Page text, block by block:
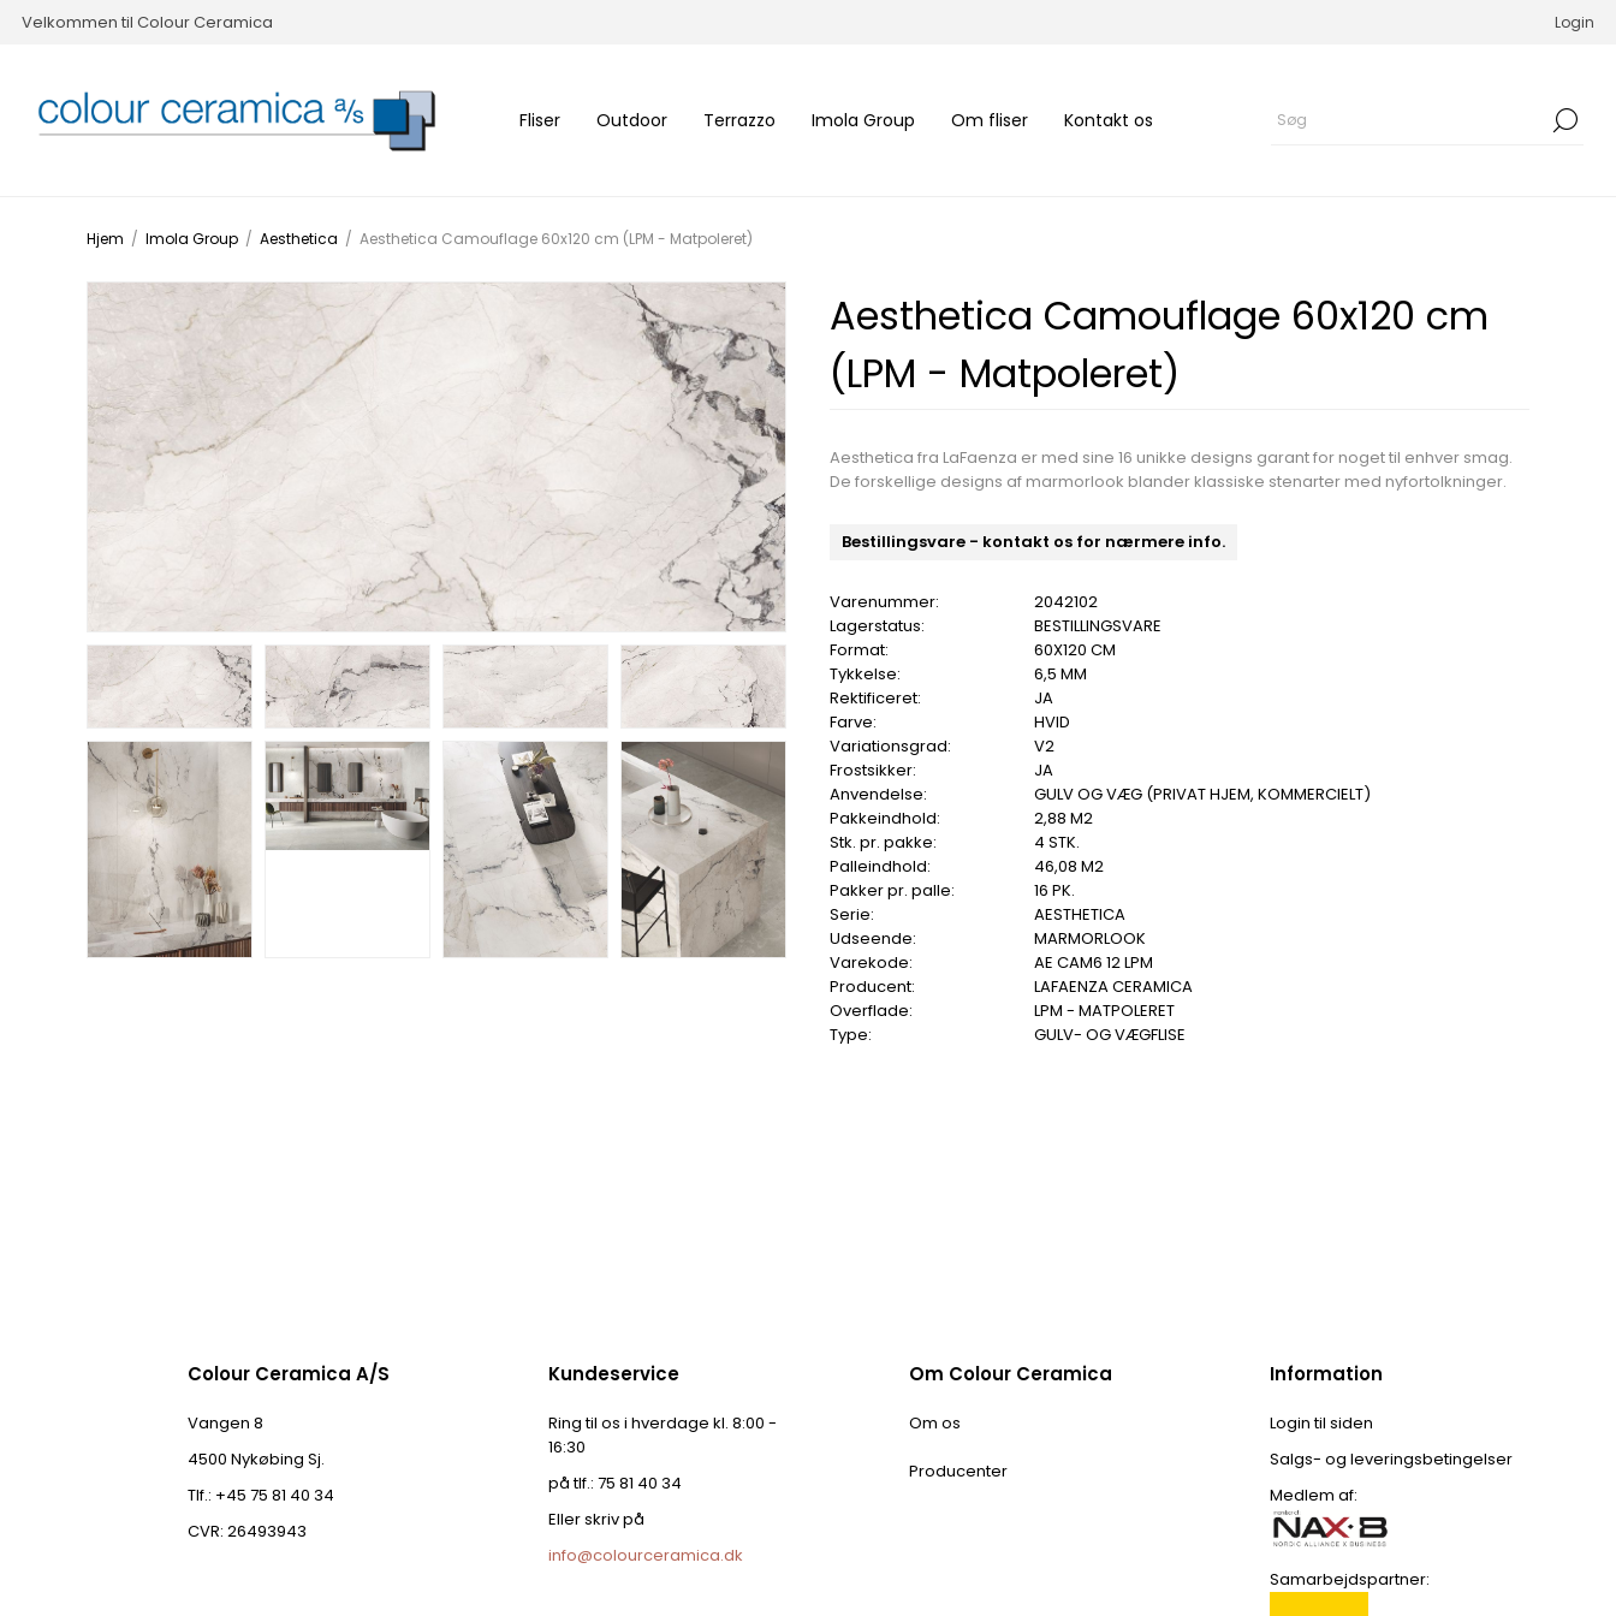
Velkommen til Colour Ceramica Login
Fliser Outdoor Terrazzo Imola Group Om fliser Kontakt os
Hjem / Imola Group / Aesthetica / Aesthetica Camouflage 60x120 cm (LPM - Matpoleret)
Aesthetica Camouflage 60x120 cm
(LPM - Matpoleret)
Aesthetica fra LaFaenza er med sine 16 unikke designs garant for noget til enhver smag.
De forskellige designs af marmorlook blander klassiske stenarter med nyfortolkninger.
Bestillingsvare - kontakt os for nærmere info.
Varenummer:
2042102
Lagerstatus:
BESTILLINGSVARE
Format:
60X120 CM
Tykkelse:
6,5 MM
Rektificeret:
JA
Farve:
HVID
Variationsgrad:
V2
Frostsikker:
JA
Anvendelse:
GULV OG VÆG (PRIVAT HJEM, KOMMERCIELT)
Pakkeindhold:
2,88 M2
Stk. pr. pakke:
4 STK.
Palleindhold:
46,08 M2
Pakker pr. palle:
16 PK.
Serie:
AESTHETICA
Udseende:
MARMORLOOK
Varekode:
AE CAM6 12 LPM
Producent:
LAFAENZA CERAMICA
Overflade:
LPM - MATPOLERET
Type:
GULV- OG VÆGFLISE
Colour Ceramica A/S
Vangen 8
4500 Nykøbing Sj.
Tlf.: +45 75 81 40 34
CVR: 26493943
Kundeservice
Ring til os i hverdage kl. 8:00 -
16:30
på tlf.: 75 81 40 34
Eller skriv på
info@colourceramica.dk
Om Colour Ceramica
Om os
Producenter
Information
Login til siden
Salgs- og leveringsbetingelser
Medlem af:
Samarbejdspartner: